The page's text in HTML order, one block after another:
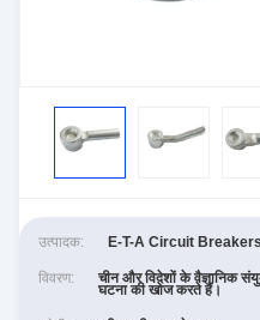
उत्पादक: E-T-A Circuit Breakers
विवरण: चीन और विदेशों के वैज्ञानिक
घटना की खोज करते हैं।